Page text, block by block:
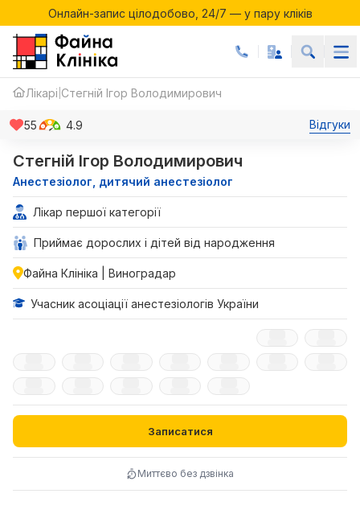
Онлайн-запис цілодобово, 24/7 — у пару кліків
Онлайн-запис цілодобово, 24/7 — у пару кліків
Лікарі Стегній Ігор Володимирович
55 4.9 Відгуки
Стегній Ігор Володимирович
Анестезіолог, дитячий анестезіолог
Лікар першої категорії
Приймає дорослих і дітей від народження
Файна Клініка | Виноградар
Учасник асоціації анестезіологів України
Записатися
Миттєво без дзвінка